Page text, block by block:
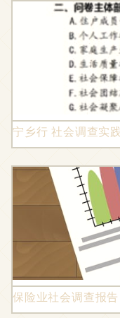
宁乡行 社会调查实
保险业社会调查报